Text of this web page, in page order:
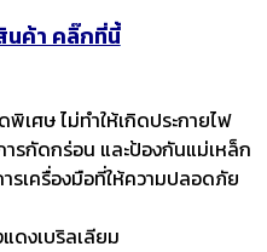
นค้า คลิ๊กที่นี้
พิเศษ ไม่ทำให้เกิดประกายไฟ
รกัดกร่อน และป้องกันแม่เหล็ก
รเครื่องมือที่ให้ความปลอดภัย
ดงเบริลเลียม